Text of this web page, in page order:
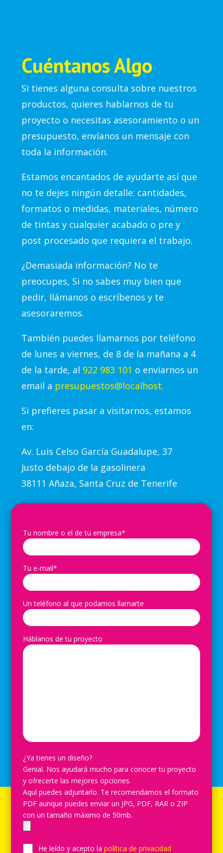
Cuéntanos Algo
Si tienes alguna consulta sobre nuestros
productos, quieres hablarnos de tu
proyecto o necesitas asesoramiento o un
presupuesto, envíanos un mensaje con
toda la información.
Estamos encantados de ayudarte así que
no te dejes ningún detalle: cantidades,
formatos o medidas, materiales, número
de tintas y cualquier acabado o pre y
post procesado que requiera el trabajo.
¿Demasiada información? No te
preocupes, Si no sabes muy bien que
pedir, llámanos o escríbenos y te
asesoraremos.
También puedes llamarnos por teléfono
de lunes a viernes, de 8 de la mañana a 4
de la tarde, al 922 983 101 o enviarnos un
email a presupuestos@localhost.
Si prefieres pasar a visitarnos, estamos
en:
Av. Luis Celso García Guadalupe, 37
Justo debajo de la gasolinera
38111 Añaza, Santa Cruz de Tenerife
Tu nombre o el de tu empresa*
Tu e-mail*
Un teléfono al que podamos llamarte
Háblanos de tu proyecto
¿Ya tienes un diseño?
Genial. Nos ayudará mucho para conocer tu proyecto
y ofrecerte las mejores opciones.
Aquí puedes adjuntarlo. Te recomendamos el formato
PDF aunque puedes enviar un JPG, PDF, RAR o ZIP
con un tamaño máximo de 50mb.
He leído y acepto lapolítica de privacidad